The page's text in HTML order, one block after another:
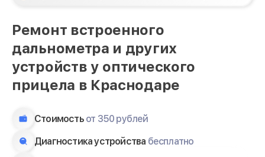
Ремонт встроенного
дальнометра и других
устройств у оптического
прицела в Краснодаре
Стоимость от 350 рублей
Диагностика устройства бесплатно